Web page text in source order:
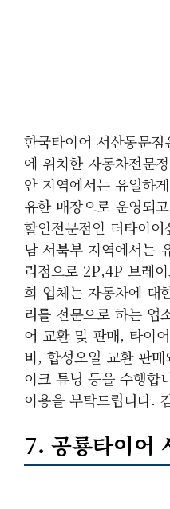
한국타이어 서산동문
에 위치한 자동차전문
안 지역에서는 유일하
유한 매장으로 운영되
할인전문점인 더타이
남 서북부 지역에서는
리점으로 2P,4P 브레
희 업체는 자동차에 대
리를 전문으로 하는 업
어 교환 및 판매, 타이
비, 합성오일 교환 판
이크 튜닝 등을 수행합
이용을 부탁드립니다.
7. 공룡타이어